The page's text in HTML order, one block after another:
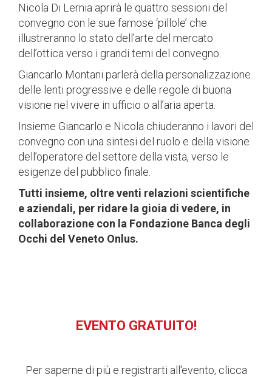
Nicola Di Lernia aprirà le quattro sessioni del
convegno con le sue famose ‘pillole’ che
illustreranno lo stato dell’arte del mercato
dell’ottica verso i grandi temi del convegno.
Giancarlo Montani parlerà della personalizzazione
delle lenti progressive e delle regole di buona
visione nel vivere in ufficio o all’aria aperta.
Insieme Giancarlo e Nicola chiuderanno i lavori del
convegno con una sintesi del ruolo e della visione
dell’operatore del settore della vista, verso le
esigenze del pubblico finale.
Tutti insieme, oltre venti relazioni scientifiche
e aziendali, per ridare la gioia di vedere, in
collaborazione con la Fondazione Banca degli
Occhi del Veneto Onlus.
EVENTO GRATUITO!
Per saperne di più e registrarti all'evento, clicca